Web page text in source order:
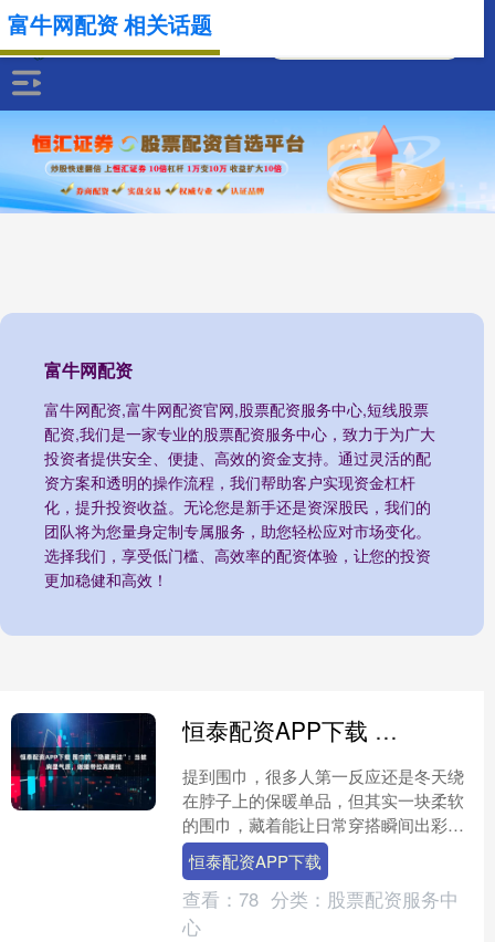
富牛网配资
富牛网配资,富牛网配资官网,股票配资服务中心,短线股票
配资,我们是一家专业的股票配资服务中心，致力于为广大
投资者提供安全、便捷、高效的资金支持。通过灵活的配
资方案和透明的操作流程，我们帮助客户实现资金杠杆
化，提升投资收益。无论您是新手还是资深股民，我们的
团队将为您量身定制专属服务，助您轻松应对市场变化。
选择我们，享受低门槛、高效率的配资体验，让您的投资
更加稳健和高效！
富牛网配资 相关话题
恒泰配资APP下载 围巾的 “隐藏用法”：当披肩显气质，做腰带拉高腰线
提到围巾，很多人第一反应还是冬天绕
在脖子上的保暖单品，但其实一块柔软
的围巾，藏着能让日常穿搭瞬间出彩的
魔法。尤其是把它变成披肩或腰带时，
普通的衣服也能穿出不费力....
恒泰配资APP下载
查看： 78 分类： 股票配资服务中
心